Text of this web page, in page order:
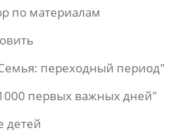
по материалам
переходный период"
первых важных дней"
детей